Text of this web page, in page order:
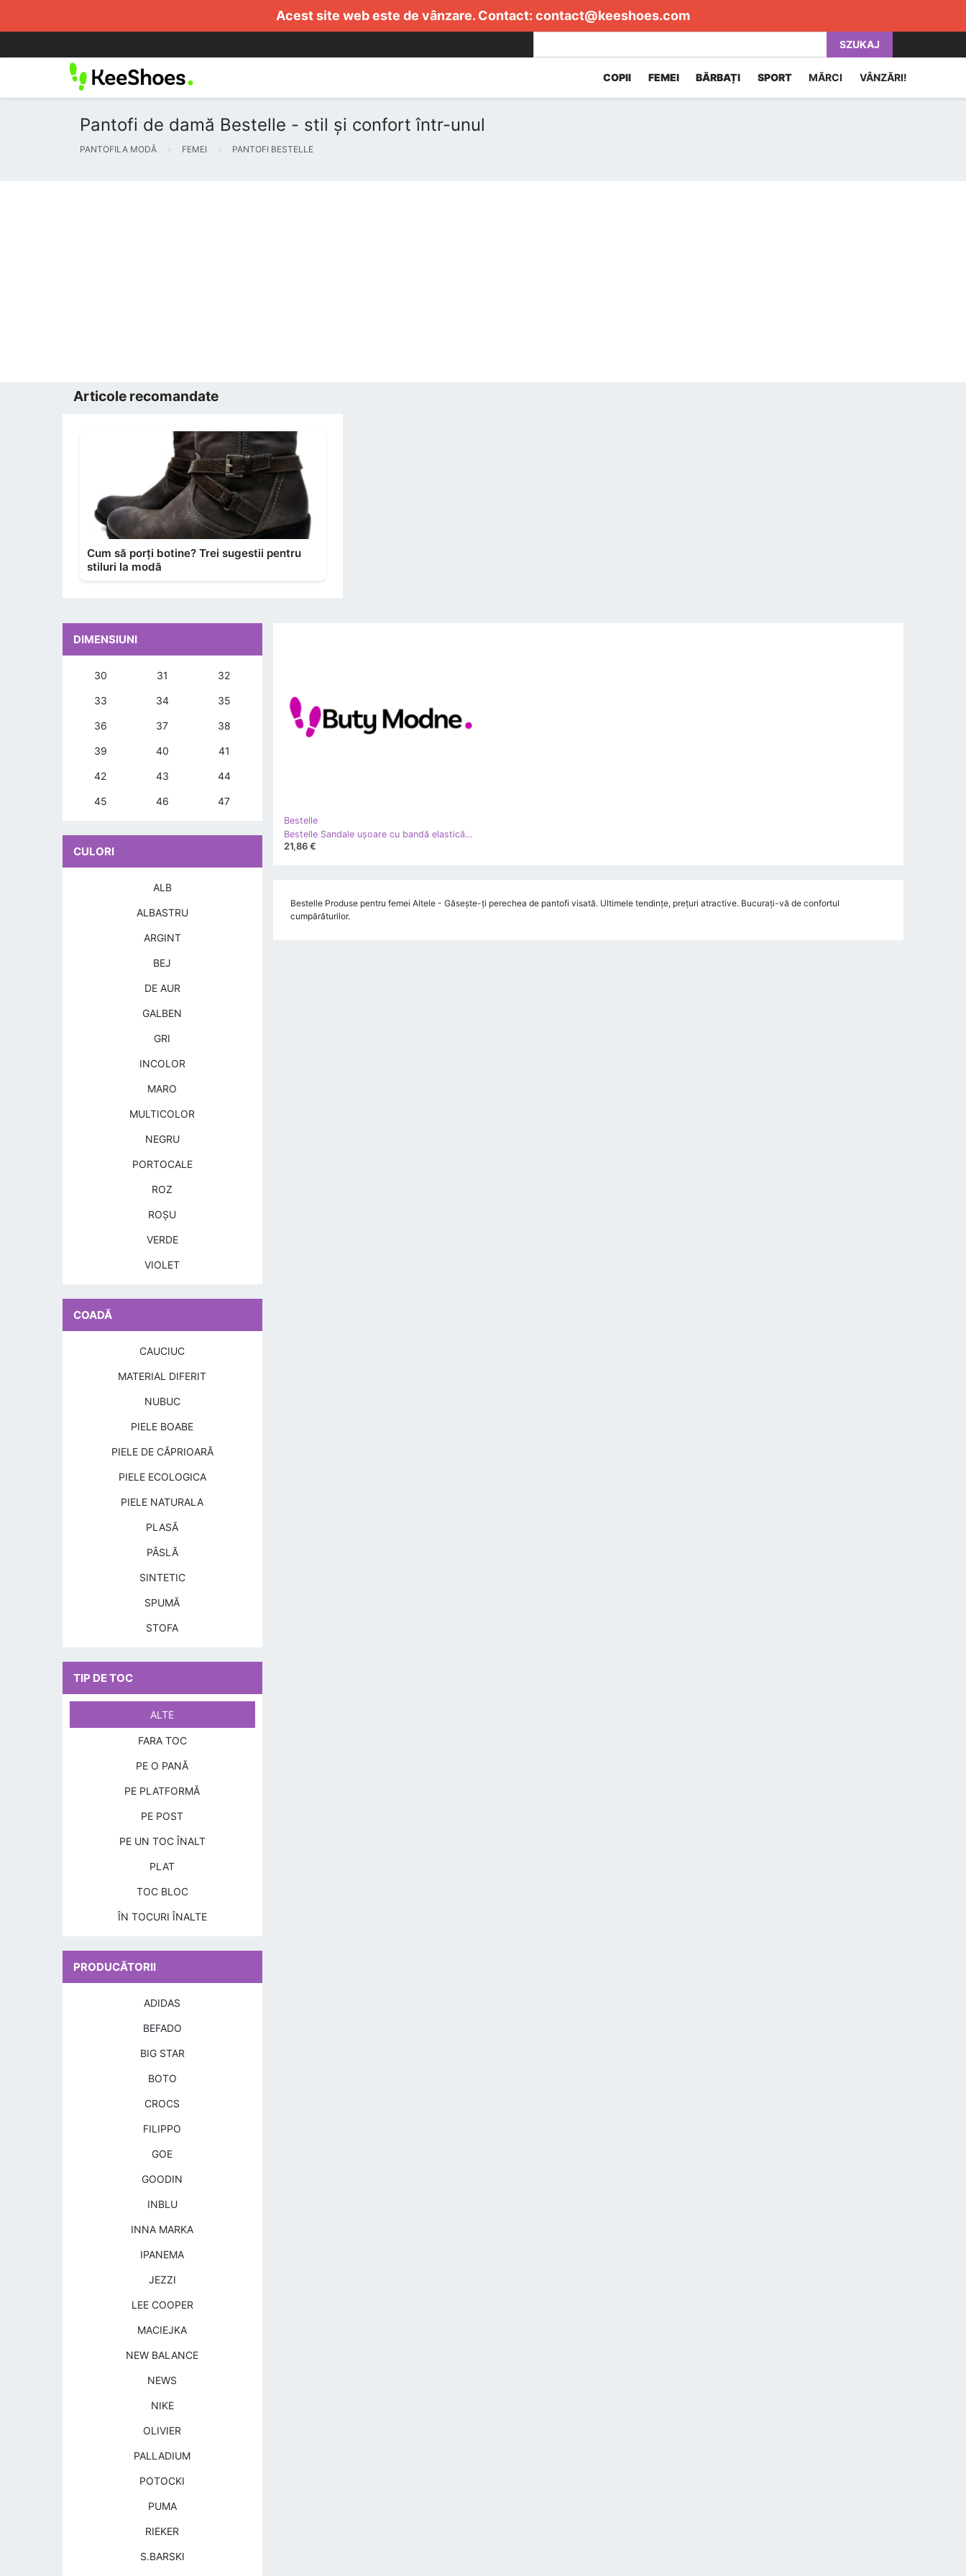
Acest site web este de vânzare. Contact: contact@keeshoes.com
SZUKAJ
COPII FEMEI BĂRBAȚI SPORT MĂRCI VÂNZĂRI!
Pantofi de damă Bestelle - stil și confort într-unul
PANTOFILA MODĂ FEMEI PANTOFI BESTELLE
Articole recomandate
Cum să porți botine? Trei sugestii pentru
stiluri la modă
Bestelle
Bestelle Sandale ușoare cu bandă elastică negru
21,86 €
Bestelle Produse pentru femei Altele - Găsește-ți perechea de pantofi visată. Ultimele tendințe, prețuri atractive. Bucurați-vă de confortul
cumpărăturilor.
DIMENSIUNI
30 31 32
33 34 35
36 37 38
39 40 41
42 43 44
45 46 47
CULORI
ALB
ALBASTRU
ARGINT
BEJ
DE AUR
GALBEN
GRI
INCOLOR
MARO
MULTICOLOR
NEGRU
PORTOCALE
ROZ
ROŞU
VERDE
VIOLET
COADĂ
CAUCIUC
MATERIAL DIFERIT
NUBUC
PIELE BOABE
PIELE DE CĂPRIOARĂ
PIELE ECOLOGICA
PIELE NATURALA
PLASĂ
PÂSLĂ
SINTETIC
SPUMĂ
STOFA
TIP DE TOC
ALTE
FARA TOC
PE O PANĂ
PE PLATFORMĂ
PE POST
PE UN TOC ÎNALT
PLAT
TOC BLOC
ÎN TOCURI ÎNALTE
PRODUCĂTORII
ADIDAS
BEFADO
BIG STAR
BOTO
CROCS
FILIPPO
GOE
GOODIN
INBLU
INNA MARKA
IPANEMA
JEZZI
LEE COOPER
MACIEJKA
NEW BALANCE
NEWS
NIKE
OLIVIER
PALLADIUM
POTOCKI
PUMA
RIEKER
S.BARSKI